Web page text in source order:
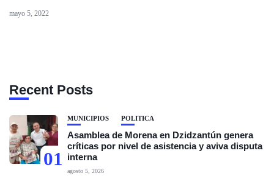
mayo 5, 2022
Recent Posts
01
MUNICIPIOS POLÍTICA
Asamblea de Morena en Dzidzantún genera
críticas por nivel de asistencia y aviva disputa
interna
agosto 5, 2026